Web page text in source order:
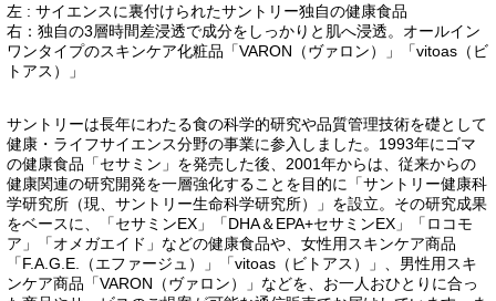
左 : サイエンスに裏付けられたサントリー独自の健康食品
右：独自の3層時間差浸透で成分をしっかりと肌へ浸透。オールイン
ワンタイプのスキンケア化粧品「VARON（ヴァロン）」「vitoas（ビ
トアス）」
サントリーは長年にわたる食の科学的研究や品質管理技術を礎として
健康・ライフサイエンス分野の事業に参入しました。1993年にゴマ
の健康食品「セサミン」を発売した後、2001年からは、従来からの
健康関連の研究開発を一層強化することを目的に「サントリー健康科
学研究所（現、サントリー生命科学研究所）」を設立。その研究成果
をベースに、「セサミンEX」「DHA＆EPA+セサミンEX」「ロコモ
ア」「オメガエイド」などの健康食品や、女性用スキンケア商品
「F.A.G.E.（エファージュ）」「vitoas（ビトアス）」、男性用スキ
ンケア商品「VARON（ヴァロン）」などを、お一人おひとりに合っ